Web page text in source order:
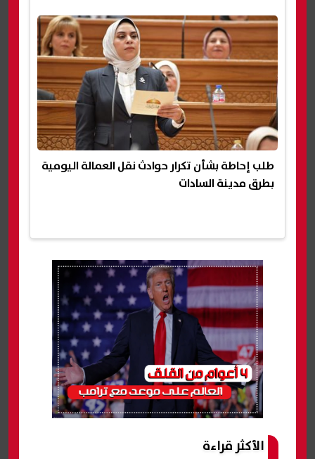
طلب إحاطة بشأن تكرار حوادث نقل العمالة اليومية
بطرق مدينة السادات
الأكثر قراءة